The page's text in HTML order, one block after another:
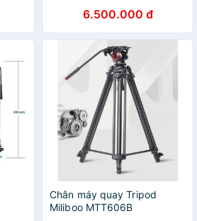
6.500.000 đ
Chân máy quay Tripod
Miliboo MTT606B